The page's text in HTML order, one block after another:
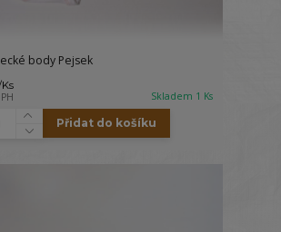
body Pejsek
Ks
Skladem 1 Ks
Přidat do košíku